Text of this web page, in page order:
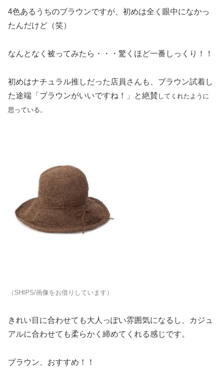
4色あるうちのブラウンですが、初めは全く眼中になかっ
たんだけど（笑）
なんとなく被ってみたら・・・驚くほど一番しっくり！！
初めはナチュラル推しだった店員さんも、ブラウン試着し
た途端「ブラウンがいいですね！」と絶賛 してくれたように
思っている。
（SHIPS/画像をお借りしています）
きれい目に合わせても大人っぽい雰囲気になるし、カジュ
アルに合わせても柔らかく締めてくれる感じです。
ブラウン、おすすめ！！